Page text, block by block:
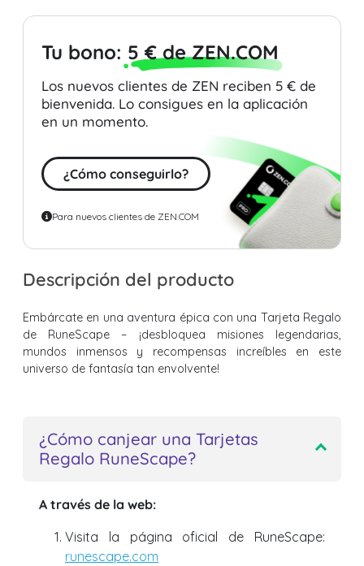
Tu bono: 5 € de ZEN.COM
Los nuevos clientes de ZEN reciben 5 € de
bienvenida. Lo consigues en la aplicación
en un momento.
¿Cómo conseguirlo?
Para nuevos clientes de ZEN.COM
Descripción del producto
Embárcate en una aventura épica con una Tarjeta Regalo
de RuneScape – ¡desbloquea misiones legendarias,
mundos inmensos y recompensas increíbles en este
universo de fantasía tan envolvente!
¿Cómo canjear una Tarjetas
Regalo RuneScape?
A través de la web:
Visita la página oficial de RuneScape:
runescape.com